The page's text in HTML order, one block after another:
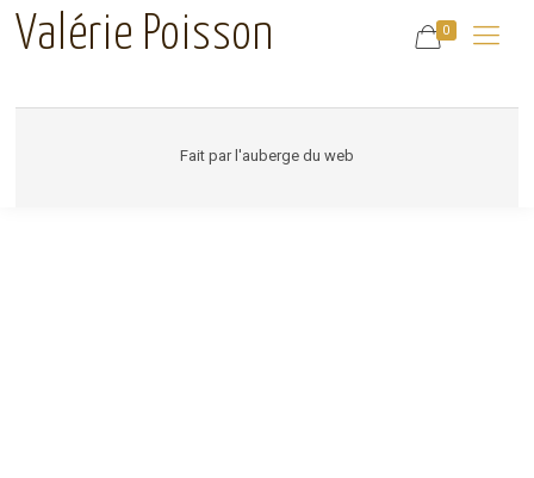
Valérie Poisson 0
Fait par l'auberge du web